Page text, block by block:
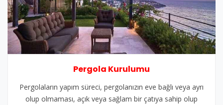
Pergola Kurulumu
Pergolaların yapım süreci, pergolanızın eve bağlı veya ayrı
olup olmaması, açık veya sağlam bir çatıya sahip olup